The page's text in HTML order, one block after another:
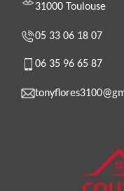
31000 Toulouse
05 33 06 18 07
06 35 96 65 87